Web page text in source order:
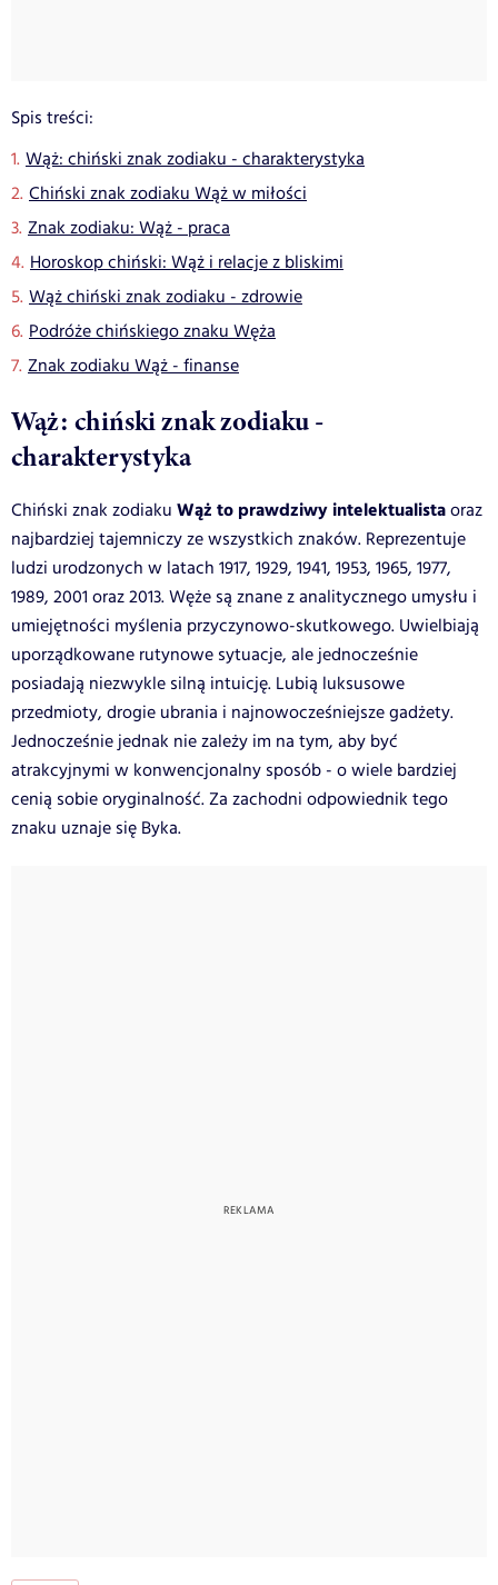
Spis treści:
Wąż: chiński znak zodiaku - charakterystyka
Chiński znak zodiaku Wąż w miłości
Znak zodiaku: Wąż - praca
Horoskop chiński: Wąż i relacje z bliskimi
Wąż chiński znak zodiaku - zdrowie
Podróże chińskiego znaku Węża
Znak zodiaku Wąż - finanse
Wąż: chiński znak zodiaku -
charakterystyka
Chiński znak zodiaku Wąż to prawdziwy intelektualistaoraz
najbardziej tajemniczy ze wszystkich znaków. Reprezentuje
ludzi urodzonych w latach 1917, 1929, 1941, 1953, 1965, 1977,
1989, 2001 oraz 2013. Węże są znane z analitycznego umysłu i
umiejętności myślenia przyczynowo-skutkowego. Uwielbiają
uporządkowane rutynowe sytuacje, ale jednocześnie
posiadają niezwykle silną intuicję. Lubią luksusowe
przedmioty, drogie ubrania i najnowocześniejsze gadżety.
Jednocześnie jednak nie zależy im na tym, aby być
atrakcyjnymi w konwencjonalny sposób - o wiele bardziej
cenią sobie oryginalność. Za zachodni odpowiednik tego
znaku uznaje się Byka.